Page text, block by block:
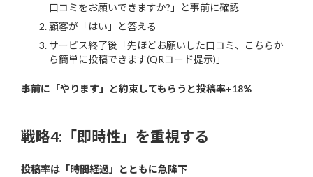
口コミをお願いできますか?」と事前に確認
顧客が「はい」と答える
サービス終了後「先ほどお願いした口コミ、こちらか
ら簡単に投稿できます(QRコード提示)」
事前に「やります」と約束してもらうと投稿率+18%
戦略4:「即時性」を重視する
投稿率は「時間経過」とともに急降下